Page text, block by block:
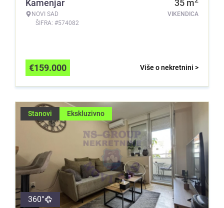
Kamenjar
NOVI SAD
ŠIFRA: #574082
35 m
VIKENDICA
Više o nekretnini >
€159.000
Stanovi Ekskluzivno
360°